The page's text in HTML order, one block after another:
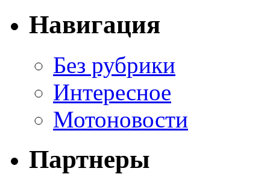
Навигация
Без рубрики
Интересное
Мотоновости
Партнеры